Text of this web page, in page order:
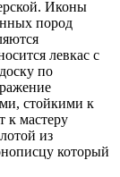
Иконы
пород
левкас с
по
стойкими к
к мастеру
из
который